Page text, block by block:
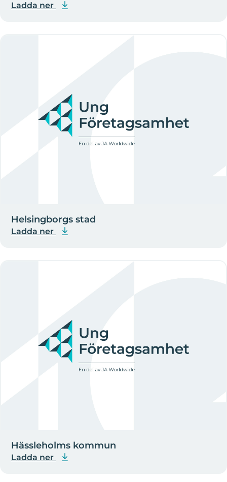
Ladda ner
Helsingborgs stad
Ladda ner
Hässleholms kommun
Ladda ner